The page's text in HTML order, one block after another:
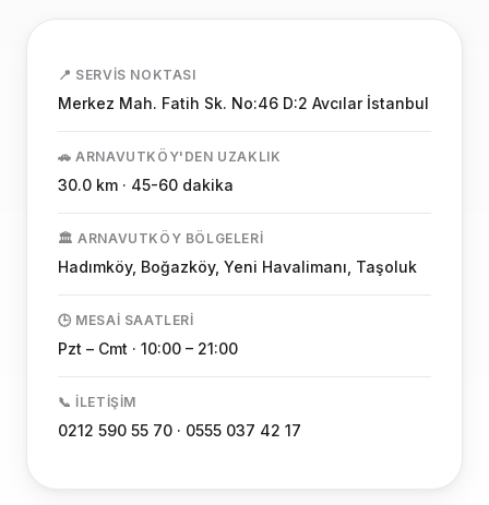
📍 SERVIS NOKTASI
Merkez Mah. Fatih Sk. No:46 D:2 Avcılar İstanbul
🚗 ARNAVUTKÖY'DEN UZAKLIK
30.0 km · 45-60 dakika
🏛️ ARNAVUTKÖY BÖLGELERI
Hadımköy, Boğazköy, Yeni Havalimanı, Taşoluk
🕒 MESAI SAATLERI
Pzt – Cmt · 10:00 – 21:00
📞 İLETIŞIM
0212 590 55 70 · 0555 037 42 17